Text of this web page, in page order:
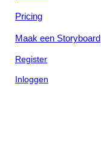
Pricing
Maak een Storyboard
Register
Inloggen